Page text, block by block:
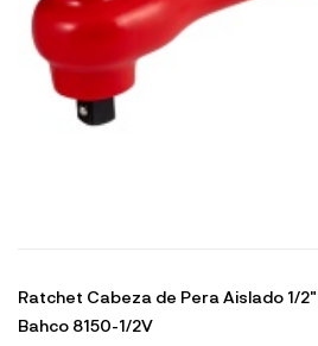
Ratchet Cabeza de Pera Aislado 1/
Bahco 8150-1/2V